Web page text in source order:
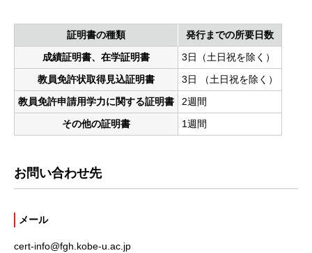
証明書の種類
発行までの所要日数
成績証明書、在学証明書
3日（土日祝を除く）
教員免許状取得見込証明書
3日 （土日祝を除く）
教員免許申請用学力に関する証明書
2週間
その他の証明書
1週間
お問い合わせ先
メール
cert-info@fgh.kobe-u.ac.jp